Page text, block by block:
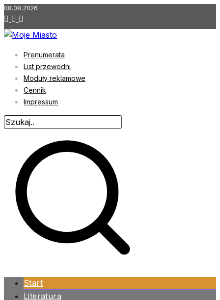
Przejdź
do
treści
08.08.2026
Prenumerata
List przewodni
Moduły reklamowe
Cennik
Impressum
Start
Literatura